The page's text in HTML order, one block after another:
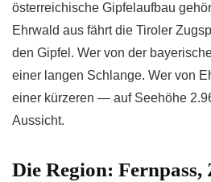
österreichische Gipfelaufbau
Ehrwald aus fährt die Tiroler
den Gipfel. Wer von der
einer langen Schlange. Wer von
einer kürzeren — auf Seehöhe
Aussicht.
Die Region: Fernpass,